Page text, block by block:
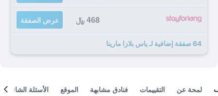
468 ﷼ عرض الصفقة
64 صفقة إضافية لـ ياس بلازا مارينا
لمحة عن التقييمات فنادق مشابهة الموقع الأسئلة الشائعة